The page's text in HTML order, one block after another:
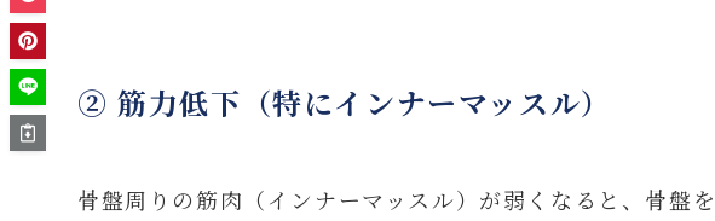
② 筋力低下（特にインナーマッスル）
骨盤周りの筋肉（インナーマッスル）が弱くなると、骨盤